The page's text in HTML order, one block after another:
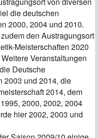
die deutschen
2000, 2004 und 2010.
den Austragungsort
Meisterschaften 2020
Veranstaltungen
Deutsche
2003 und 2014, die
2014, dem
2000, 2002, 2004
hier 2002, 2003 und